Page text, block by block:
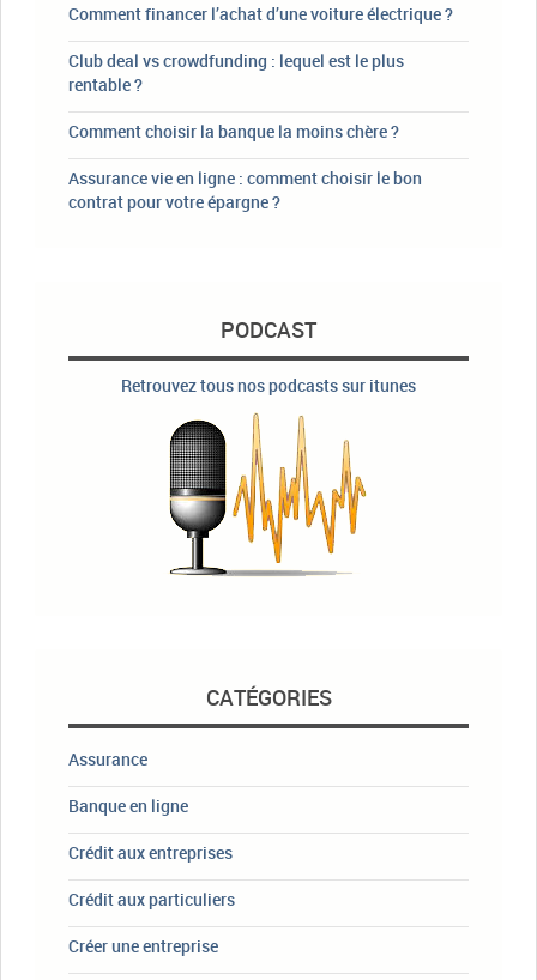
Comment financer l’achat d’une voiture électrique ?
Club deal vs crowdfunding : lequel est le plus
rentable ?
Comment choisir la banque la moins chère ?
Assurance vie en ligne : comment choisir le bon
contrat pour votre épargne ?
PODCAST
Retrouvez tous nos podcasts sur itunes
CATÉGORIES
Assurance
Banque en ligne
Crédit aux entreprises
Crédit aux particuliers
Créer une entreprise